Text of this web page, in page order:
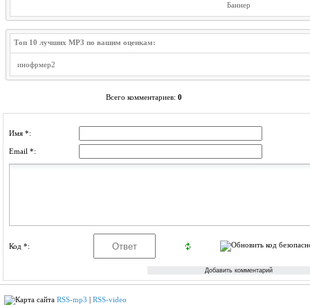
Баннер
Топ 10 лучших MP3 по вашим оценкам:
инофрмер2
Всего комментариев:0
Имя *:
Email *:
Код *:
RSS-mp3 | RSS-video